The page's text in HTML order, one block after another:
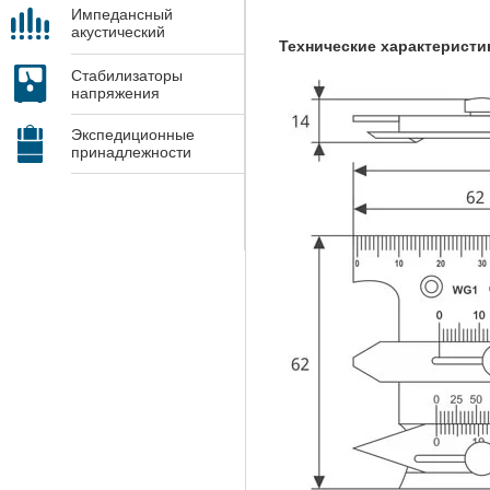
Импедансный
акустический
Стабилизаторы
напряжения
Экспедиционные
принадлежности
Технические